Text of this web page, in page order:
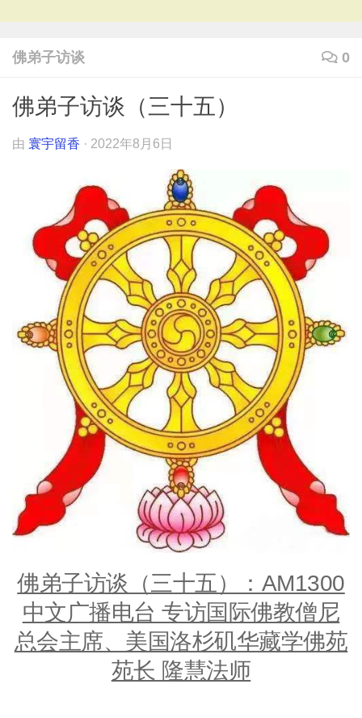
佛弟子访谈 0
佛弟子访谈（三十五）
由 寰宇留香 · 2022年8月6日
佛弟子访谈（三十五）：AM1300
中文广播电台 专访国际佛教僧尼
总会主席、美国洛杉矶华藏学佛苑
苑长 隆慧法师